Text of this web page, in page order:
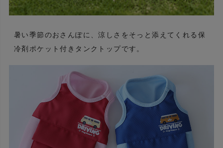
暑い季節のおさんぽに、涼しさをそっと添えてくれる保
冷剤ポケット付きタンクトップです。